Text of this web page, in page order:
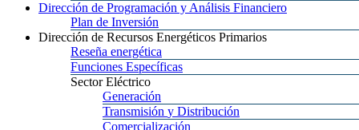
Dirección de Programación y Análisis Financiero
Plan de Inversión
Dirección de Recursos Energéticos Primarios
Reseña energética
Funciones Específicas
SectorEléctrico
Generación
Transmisión y Distribución
Comercialización